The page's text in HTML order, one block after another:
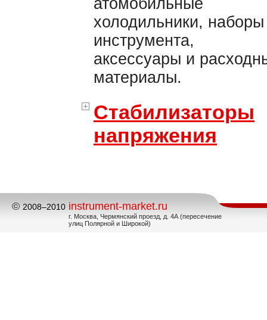
атомобильные
холодильники, наборы
инструмента,
аксессуары и
материалы.
Стабилизаторы
напряжения
© 2008–2010 instrument-market.ru
г. Москва, Чермянский проезд, д. 4А (пересечение
улиц Полярной и Широкой)